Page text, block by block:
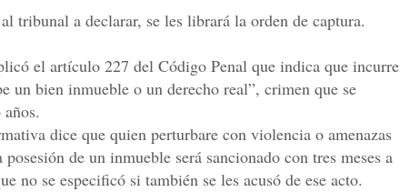
tribunal a declarar, se les librará la orden de captura.
el artículo 227 del Código Penal que indica que incurre
un bien inmueble o un derecho real”, crimen que se
dice que quien perturbare con violencia o amenazas
de un inmueble será sancionado con tres meses a
no se especificó si también se les acusó de ese acto.